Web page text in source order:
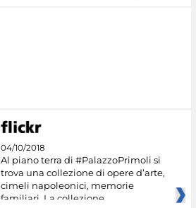
04/10/2018
Al piano terra di #PalazzoPrimoli si
trova una collezione di opere d’arte,
cimeli napoleonici, memorie
familiari. La collezione